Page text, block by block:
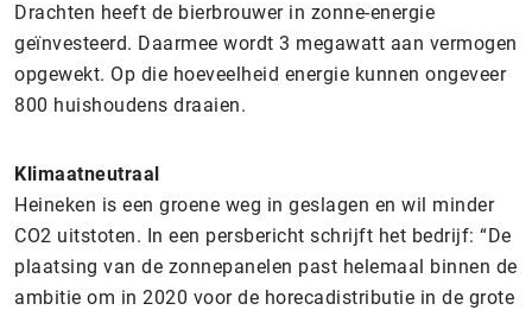
Drachten heeft de bierbrouwer in zonne-energie
geïnvesteerd. Daarmee wordt 3 megawatt aan vermogen
opgewekt. Op die hoeveelheid energie kunnen ongeveer
800 huishoudens draaien.
Klimaatneutraal
Heineken is een groene weg in geslagen en wil minder
CO2 uitstoten. In een persbericht schrijft het bedrijf: “De
plaatsing van de zonnepanelen past helemaal binnen de
ambitie om in 2020 voor de horecadistributie in de grote